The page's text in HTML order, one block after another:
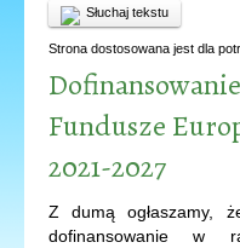
Słuchaj tekstu
Strona dostosowana jest dla
Fundusze
2021-2027
Z dumą ogłaszamy,
dofinansowanie w